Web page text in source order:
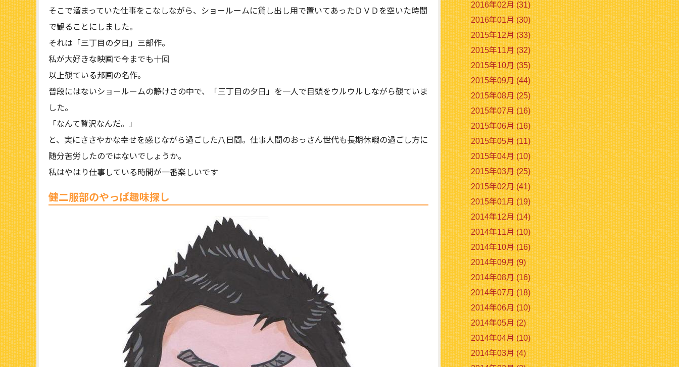
そこで溜まっていた仕事をこなしながら、ショールームに貸し出し用で置いてあったＤＶＤを空いた時間
で観ることにしました。
それは「三丁目の夕日」三部作。
私が大好きな映画で今までも十回
以上観ている邦画の名作。
普段にはないショールームの静けさの中で、「三丁目の夕日」を一人で目頭をウルウルしながら観ていま
した。
「なんて贅沢なんだ。」
と、実にささやかな幸せを感じながら過ごした八日間。仕事人間のおっさん世代も長期休暇の過ごし方に
随分苦労したのではないでしょうか。
私はやはり仕事している時間が一番楽しいです
健二服部のやっぱ趣味探し
2016年02月 (31)
2016年01月 (30)
2015年12月 (33)
2015年11月 (32)
2015年10月 (35)
2015年09月 (44)
2015年08月 (25)
2015年07月 (16)
2015年06月 (16)
2015年05月 (11)
2015年04月 (10)
2015年03月 (25)
2015年02月 (41)
2015年01月 (19)
2014年12月 (14)
2014年11月 (10)
2014年10月 (16)
2014年09月 (9)
2014年08月 (16)
2014年07月 (18)
2014年06月 (10)
2014年05月 (2)
2014年04月 (10)
2014年03月 (4)